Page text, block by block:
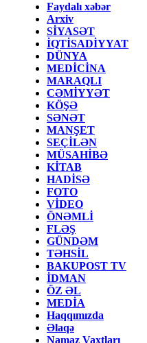
Faydalı xəbər
Arxiv
SİYASƏT
İQTİSADİYYAT
DÜNYA
MEDİCİNA
MARAQLI
CƏMİYYƏT
KÖŞƏ
SƏNƏT
MANŞET
SEÇİLƏN
MÜSAHİBƏ
KİTAB
HADİSƏ
FOTO
VİDEO
ÖNƏMLİ
FLƏŞ
GÜNDƏM
TƏHSİL
BAKUPOST TV
İDMAN
ÖZ ƏL
MEDİA
Haqqımızda
Əlaqə
Namaz Vaxtları